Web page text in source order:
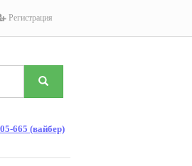
Регистрация
665 (вайбер)